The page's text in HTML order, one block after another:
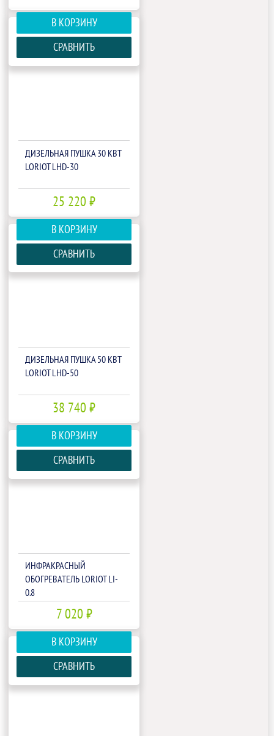
В КОРЗИНУ
СРАВНИТЬ
ДИЗЕЛЬНАЯ ПУШКА 30 КВТ
LORIOT LHD-30
25 220 ₽
В КОРЗИНУ
СРАВНИТЬ
ДИЗЕЛЬНАЯ ПУШКА 50 КВТ
LORIOT LHD-50
38 740 ₽
В КОРЗИНУ
СРАВНИТЬ
ИНФРАКРАСНЫЙ
ОБОГРЕВАТЕЛЬ LORIOT LI-
0.8
7 020 ₽
В КОРЗИНУ
СРАВНИТЬ